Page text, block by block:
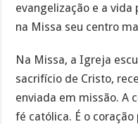
evangelização e a
na Missa seu centro
Na Missa, a Igreja
sacrifício de Cristo,
enviada em missão. A
fé católica. É o